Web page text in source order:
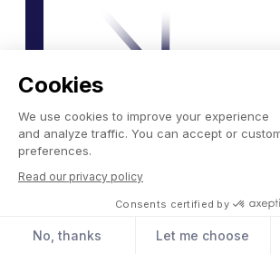
Cookies
We use cookies to improve your experience
and analyze traffic. You can accept or
preferences.
Read our privacy policy
Consents certified by
No, thanks Let me choose